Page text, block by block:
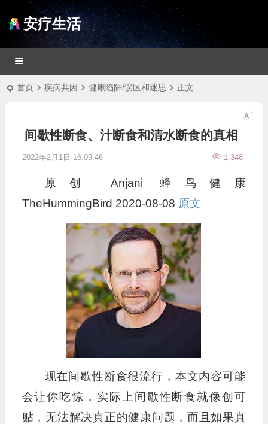
安疗生活
首页 疾病共因 健康陷阱/误区和迷思 正文
间歇性断食、汁断食和清水断食的真相
2022年2月1日 16:09:46 1,348
原创 Anjani
蜂鸟健康
TheHummingBird 2020-08-08 原文
现在间歇性断食很流行，本文内容可能
会让你吃惊，实际上间歇性断食就像创可
贴，无法解决真正的健康问题，而且如果真